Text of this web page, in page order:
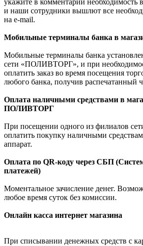
укажите в комментарии необходимость
и наши сотрудники вышлют все
на e-mail.
Мобильные терминалы банка в
Мобильные терминалы банка
сети «ПОЛИВТОРГ», и при
оплатить заказ во время посещения
любого банка, получив распечатанный
Оплата наличными средствами в
ПОЛИВТОРГ
При посещении одного из филиалов
оплатить покупку наличными
аппарат.
Оплата по QR-коду через СБП
платежей)
Моментальное зачисление денег.
любое время суток без комиссии.
Онлайн касса интернет магазина
При списывании денежных средств с